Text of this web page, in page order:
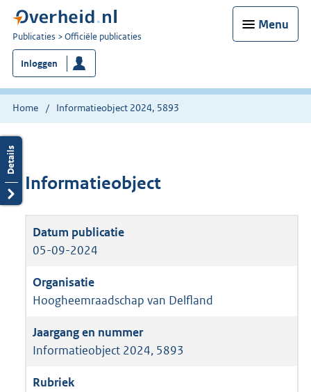
Menu
U
bent
nu
hier:
Publicaties Officiële publicaties
Inloggen
Home Informatieobject 2024, 5893
Informatieobject
05-09-2024
Hoogheemraadschap van Delfland
Informatieobject 2024, 5893